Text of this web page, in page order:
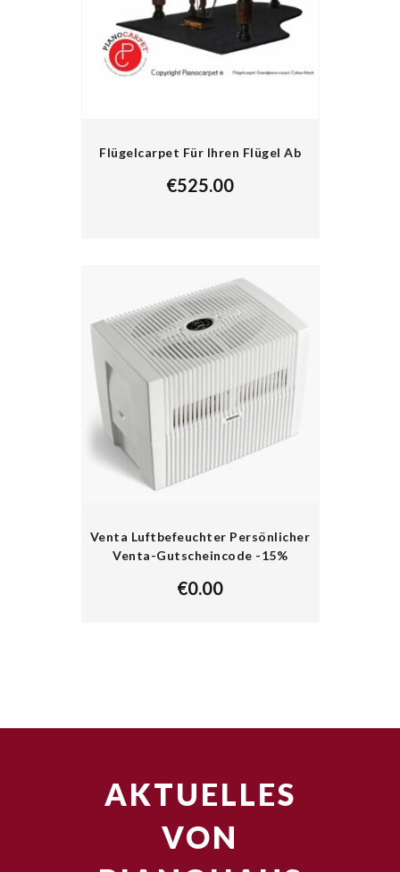
Flügelcarpet Für Ihren Flügel Ab
€525.00
Venta Luftbefeuchter Persönlicher
Venta-Gutscheincode -15%
€0.00
AKTUELLES
VON